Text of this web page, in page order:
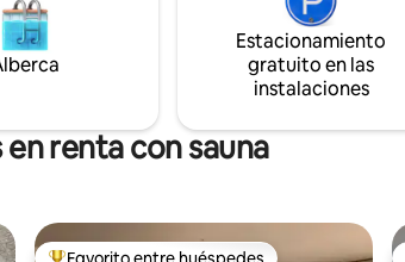
Estacionamiento
gratuito en las
instalaciones
renta con sauna